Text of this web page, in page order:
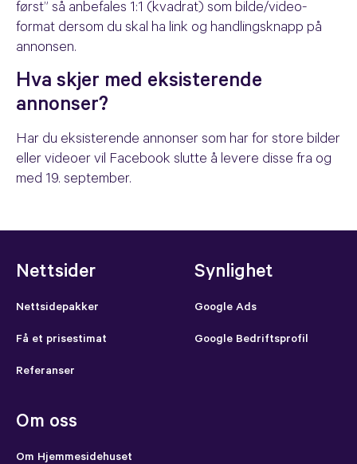
først” så anbefales 1:1 (kvadrat) som bilde/video-
format dersom du skal ha link og handlingsknapp på
annonsen.
Hva skjer med eksisterende
annonser?
Har du eksisterende annonser som har for store bilder
eller videoer vil Facebook slutte å levere disse fra og
med 19. september.
Nettsider
Nettsidepakker
Få et prisestimat
Referanser
Synlighet
Google Ads
Google Bedriftsprofil
Om oss
Om Hjemmesidehuset